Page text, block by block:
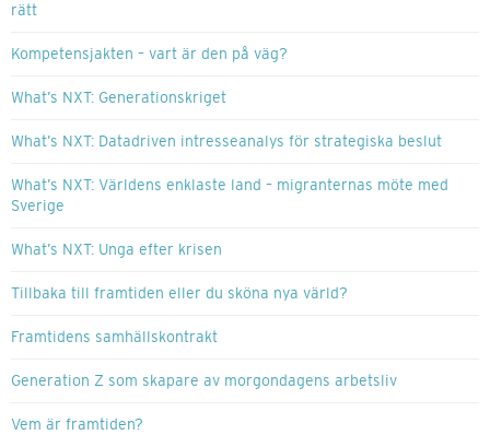
rätt
Kompetensjakten – vart är den på väg?
What’s NXT: Generationskriget
What’s NXT: Datadriven intresseanalys för strategiska beslut
What’s NXT: Världens enklaste land – migranternas möte med
Sverige
What’s NXT: Unga efter krisen
Tillbaka till framtiden eller du sköna nya värld?
Framtidens samhällskontrakt
Generation Z som skapare av morgondagens arbetsliv
Vem är framtiden?